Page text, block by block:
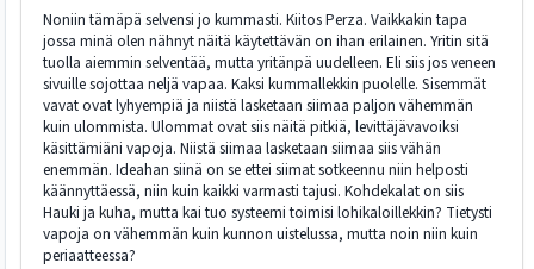
Noniin tämäpä selvensi jo kummasti. Kiitos Perza. Vaikkakin tapa
jossa minä olen nähnyt näitä käytettävän on ihan erilainen. Yritin sitä
tuolla aiemmin selventää, mutta yritänpä uudelleen. Eli siis jos veneen
sivuille sojottaa neljä vapaa. Kaksi kummallekkin puolelle. Sisemmät
vavat ovat lyhyempiä ja niistä lasketaan siimaa paljon vähemmän
kuin ulommista. Ulommat ovat siis näitä pitkiä, levittäjävavoiksi
käsittämiäni vapoja. Niistä siimaa lasketaan siimaa siis vähän
enemmän. Ideahan siinä on se ettei siimat sotkeennu niin helposti
käännyttäessä, niin kuin kaikki varmasti tajusi. Kohdekalat on siis
Hauki ja kuha, mutta kai tuo systeemi toimisi lohikaloillekkin? Tietysti
vapoja on vähemmän kuin kunnon uistelussa, mutta noin niin kuin
periaatteessa?